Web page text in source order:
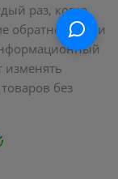
раз, когда
обратной связи
изменять
без